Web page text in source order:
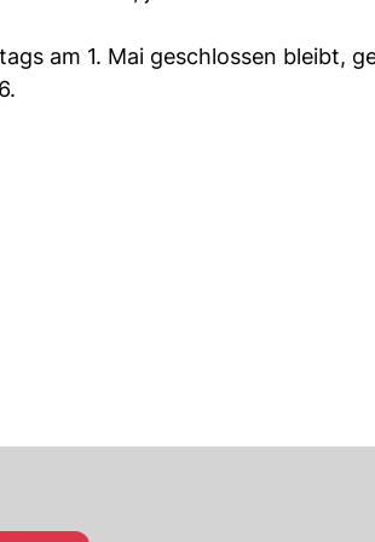
am 1. Mai geschlossen bleibt,